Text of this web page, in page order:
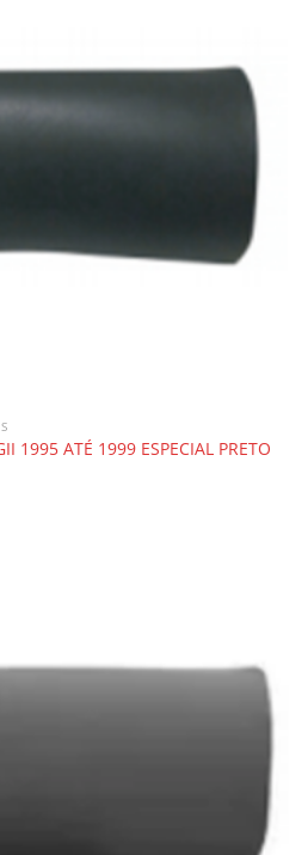
1995 ATÉ 1999 ESPECIAL PRETO